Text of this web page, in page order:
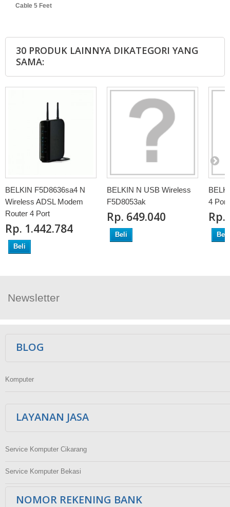
Cable 5 Feet
30 PRODUK LAINNYA DIKATEGORI YANG
SAMA:
BELKIN F5D8636sa4 N
Wireless ADSL Modem
Router 4 Port
Rp‎. 1.442.784
Beli
BELKIN N USB Wireless
F5D8053ak
Rp‎. 649.040
Beli
4
Rp‎.
Beli
Newsletter
BLOG
Komputer
LAYANAN JASA
Service Komputer Cikarang
Service Komputer Bekasi
NOMOR REKENING BANK